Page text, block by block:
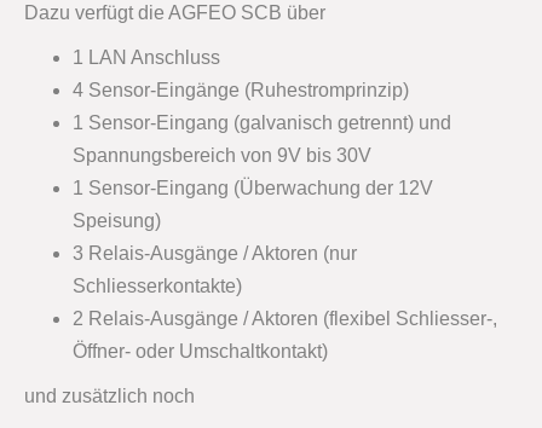
Dazu verfügt die AGFEO SCB über
1 LAN Anschluss
4 Sensor-Eingänge (Ruhestromprinzip)
1 Sensor-Eingang (galvanisch getrennt) und
Spannungsbereich von 9V bis 30V
1 Sensor-Eingang (Überwachung der 12V
Speisung)
3 Relais-Ausgänge / Aktoren (nur
Schliesserkontakte)
2 Relais-Ausgänge / Aktoren (flexibel Schliesser-,
Öffner- oder Umschaltkontakt)
und zusätzlich noch